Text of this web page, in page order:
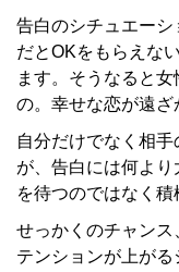
告白のシチュエーシ
だとOKをもらえな
ます。そうなると
の。幸せな恋が遠ざ
自分だけでなく相
が、告白には何よ
を待つのではなく積
せっかくのチャン
テンションが上が